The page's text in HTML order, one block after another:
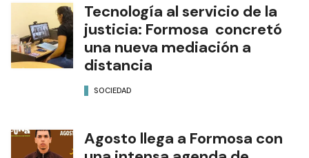
Tecnología al servicio de la
justicia: Formosa concretó
una nueva mediación a
distancia
SOCIEDAD
Agosto llega a Formosa con